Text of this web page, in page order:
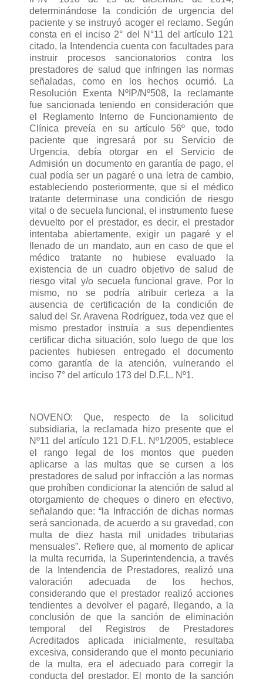
determinándose la condición de urgencia del
paciente y se instruyó acoger el reclamo. Según
consta en el inciso 2° del N°11 del artículo 121
citado, la Intendencia cuenta con facultades para
instruir procesos sancionatorios contra los
prestadores de salud que infringen las normas
señaladas, como en los hechos ocurrió. La
Resolución Exenta NºIP/Nº508, la reclamante
fue sancionada teniendo en consideración que
el Reglamento Interno de Funcionamiento de
Clínica preveía en su artículo 56º que, todo
paciente que ingresará por su Servicio de
Urgencia, debía otorgar en el Servicio de
Admisión un documento en garantía de pago, el
cual podía ser un pagaré o una letra de cambio,
estableciendo posteriormente, que si el médico
tratante determinase una condición de riesgo
vital o de secuela funcional, el instrumento fuese
devuelto por el prestador, es decir, el prestador
intentaba abiertamente, exigir un pagaré y el
llenado de un mandato, aun en caso de que el
médico tratante no hubiese evaluado la
existencia de un cuadro objetivo de salud de
riesgo vital y/o secuela funcional grave. Por lo
mismo, no se podría atribuir certeza a la
ausencia de certificación de la condición de
salud del Sr. Aravena Rodríguez, toda vez que el
mismo prestador instruía a sus dependientes
certificar dicha situación, solo luego de que los
pacientes hubiesen entregado el documento
como garantía de la atención, vulnerando el
inciso 7° del artículo 173 del D.F.L. Nº1.
NOVENO: Que, respecto de la solicitud
subsidiaria, la reclamada hizo presente que el
Nº11 del artículo 121 D.F.L. Nº1/2005, establece
el rango legal de los montos que pueden
aplicarse a las multas que se cursen a los
prestadores de salud por infracción a las normas
que prohíben condicionar la atención de salud al
otorgamiento de cheques o dinero en efectivo,
señalando que: “la Infracción de dichas normas
será sancionada, de acuerdo a su gravedad, con
multa de diez hasta mil unidades tributarias
mensuales”. Refiere que, al momento de aplicar
la multa recurrida, la Superintendencia, a través
de la Intendencia de Prestadores, realizó una
valoración adecuada de los hechos,
considerando que el prestador realizó acciones
tendientes a devolver el pagaré, llegando, a la
conclusión de que la sanción de eliminación
temporal del Registros de Prestadores
Acreditados aplicada inicialmente, resultaba
excesiva, considerando que el monto pecuniario
de la multa, era el adecuado para corregir la
conducta del prestador. El monto de la sanción